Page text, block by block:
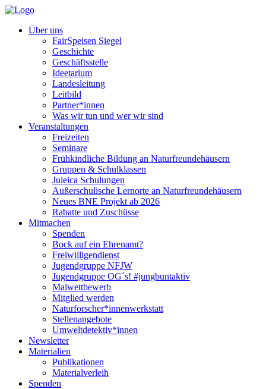
Über uns
FairSpeisen Siegel
Geschichte
Geschäftsstelle
Ideetarium
Landesleitung
Leitbild
Partner*innen
Was wir tun und wer wir sind
Veranstaltungen
Freizeiten
Seminare
Frühkindliche Bildung an Naturfreundehäusern
Gruppen & Schulklassen
Juleica Schulungen
Außerschulische Lernorte an Naturfreundehäusern
Neues BNE Projekt ab 2026
Rabatte und Zuschüsse
Mitmachen
Spenden
Bock auf ein Ehrenamt?
Freiwilligendienst
Jugendgruppe NFJW
Jugendgruppe OG´s! #jungbuntaktiv
Malwettbewerb
Mitglied werden
Naturforscher*innenwerkstatt
Stellenangebote
Umweltdetektiv*innen
Newsletter
Materialien
Publikationen
Materialverleih
Spenden